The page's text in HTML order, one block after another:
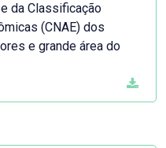
da Classificação
(CNAE) dos
e grande área do